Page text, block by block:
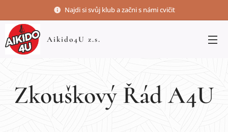
Najdi si svůj klub a začni s námi cvičit
Aikido4U z.s.
Zkouškový Řád A4U